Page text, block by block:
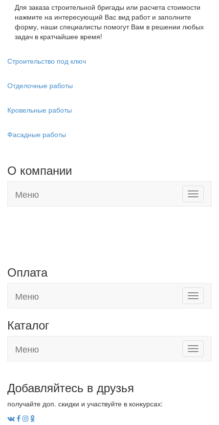
Для заказа строительной бригады или расчета стоимости
нажмите на интересующий Вас вид работ и заполните
форму, наши специалисты помогут Вам в решении любых
задач в кратчайшее время!
Строительство под ключ
Отделочные работы
Кровельные работы
Фасадные работы
О компании
Toggle
Меню
Оплата
Toggle
Меню
Каталог
Toggle
Меню
Добавляйтесь в друзья
получайте доп. скидки и участвуйте в конкурсах: